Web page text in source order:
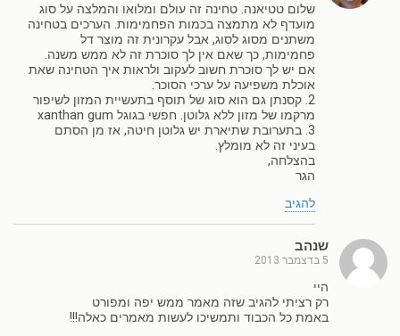
שלום טטיאנה. טחינה זה עולם ומלואו והמלצה על סוג
מועדף לא מתמצה בכמות הפחמימות. הערכים בטחינה
משתנים מסוג לסוג, אבל עקרונית זה מוצר דל
פחמימות, כך שאם אין לך סוכרת זה לא ממש משנה.
אם יש לך סוכרת חשוב לעקוב ולראות איך הטחינה שאת
אוכלת משפיעה על ערכי הסוכר.
2. קסנתן גם הוא סוג של תוסף בתעשיית המזון לשיפור
מרקמו של מזון ללא גלוטן. חפשי בגוגל xanthan gum
3. בתערובת שתיארת יש גלוטן חיטה, אז מן הסתם
בעיני זה לא מומלץ.
בהצלחה,
הגר
להגיב
שנהב
5 בדצמבר 2013
היי
רק רציתי להגיב שזה מאמר ממש יפה ומפורט
באמת כל הכבוד ותמשיכו לעשות מאמרים כאלה!!!